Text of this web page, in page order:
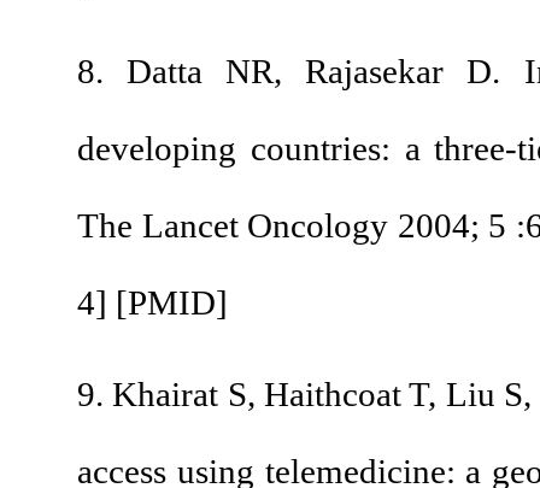
8. Datta NR,
developing
The Lancet
9. Khairat S,
access using